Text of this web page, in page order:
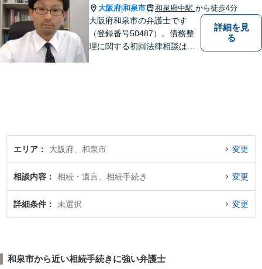
大阪府|和泉市 和泉府中駅 から徒歩4分
大阪府和泉市の弁護士です
（登録番号50487）。債務整
理に関する初回法律相談は無
詳細を見
る
エリア 大阪府、和泉市 変更
相談内容 相続・遺言、相続手続き 変更
詳細条件 未選択 変更
和泉市から近い相続手続きに強い弁護士